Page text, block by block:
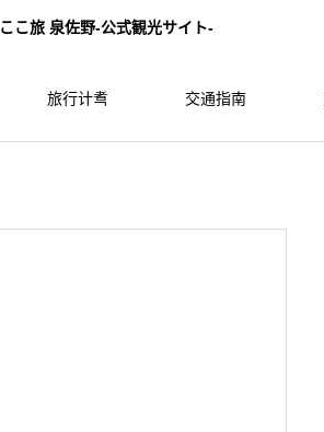
ここ旅 泉佐野-公式観光サイト-
旅行计䎞 交通指南